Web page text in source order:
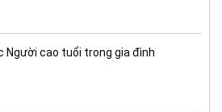
Người cao tuổi trong gia đình